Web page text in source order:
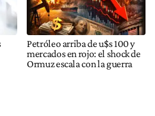
Petróleo arriba de u$s 100 y
mercados en rojo: el shock de
Ormuz escala con la guerra